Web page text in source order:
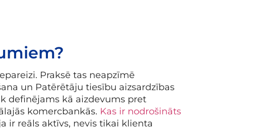
Praksē tas neapzīmē
un Patērētāju tiesību aizsardzības
definējams kā aizdevums pret
komercbankās. Kas ir nodrošināts
ir reāls aktīvs, nevis tikai klienta